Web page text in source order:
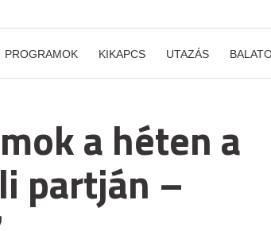
PROGRAMOK KIKAPCS UTAZÁS
a héten a
partján –